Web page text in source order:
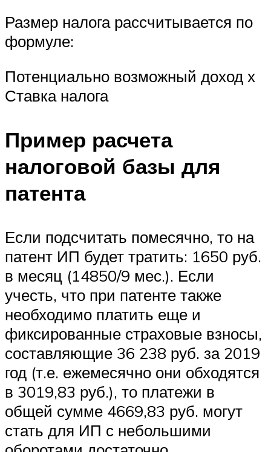
Размер налога рассчитывается по
формуле:
Потенциально возможный доход х
Ставка налога
Пример расчета
налоговой базы для
патента
Если подсчитать помесячно, то на
патент ИП будет тратить: 1650 руб.
в месяц (14850/9 мес.). Если
учесть, что при патенте также
необходимо платить еще и
фиксированные страховые взносы,
составляющие 36 238 руб. за 2019
год (т.е. ежемесячно они обходятся
в 3019,83 руб.), то платежи в
общей сумме 4669,83 руб. могут
стать для ИП с небольшими